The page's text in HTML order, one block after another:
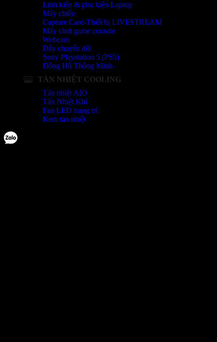
Linh kiện & phụ kiện Laptop
Máy chiếu
Capture Card-Thiết bị LIVESTREAM
Máy chơi game console
Webcam
Dây chuyển đổi
Sony Playstation 5 (PS5)
Đồng Hồ Thông Minh
TẢN NHIỆT COOLING
Tản nhiệt AIO
Tản Nhiệt Khí
Fan LED trang trí
Kem tản nhiệt